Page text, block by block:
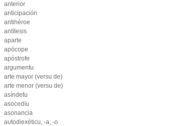
anterior
anticipación
antihéroe
antítesis
aparte
apócope
apóstrofe
argumentu
arte mayor (versu de)
arte menor (versu de)
asíndetu
asocedíu
asonancia
autodiexéticu, -a, -o